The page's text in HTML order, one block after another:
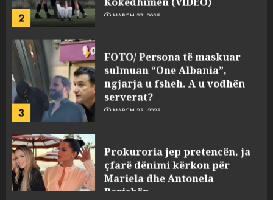
3
ngjarja u fsheh. A u vodhën
serverat?
MARCH 25, 2025
4
Mariela dhe Antonela
Berishën
MARCH 25, 2025